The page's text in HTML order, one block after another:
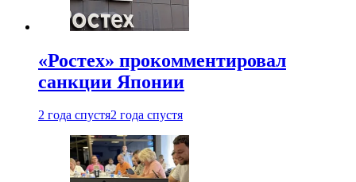
«Ростех» прокомментировал
санкции Японии
2 года спустя2 года спустя